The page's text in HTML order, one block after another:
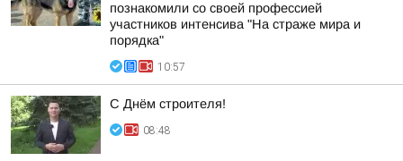
познакомили со своей профессией
участников интенсива "На страже мира и
порядка"
10:57
С Днём строителя!
08:48